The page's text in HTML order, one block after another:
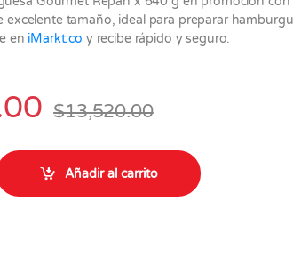
excelente tamaño, ideal para preparar
en iMarkt.co y recibe rápido y seguro.
$13,520.00
8 unidades Repan x 640 gr quantity
Añadir al carrito